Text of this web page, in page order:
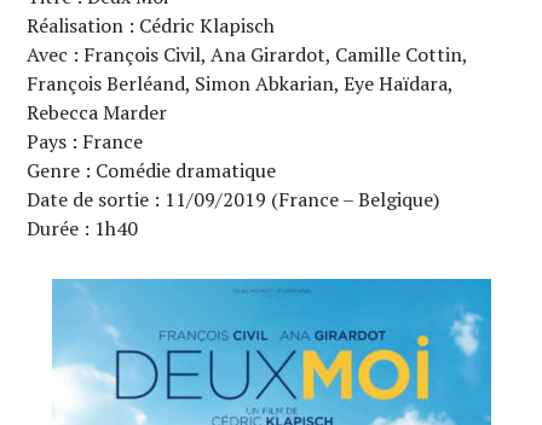
Réalisation : Cédric Klapisch
Avec : François Civil, Ana Girardot, Camille Cottin,
François Berléand, Simon Abkarian, Eye Haïdara,
Rebecca Marder
Pays : France
Genre : Comédie dramatique
Date de sortie : 11/09/2019 (France – Belgique)
Durée : 1h40